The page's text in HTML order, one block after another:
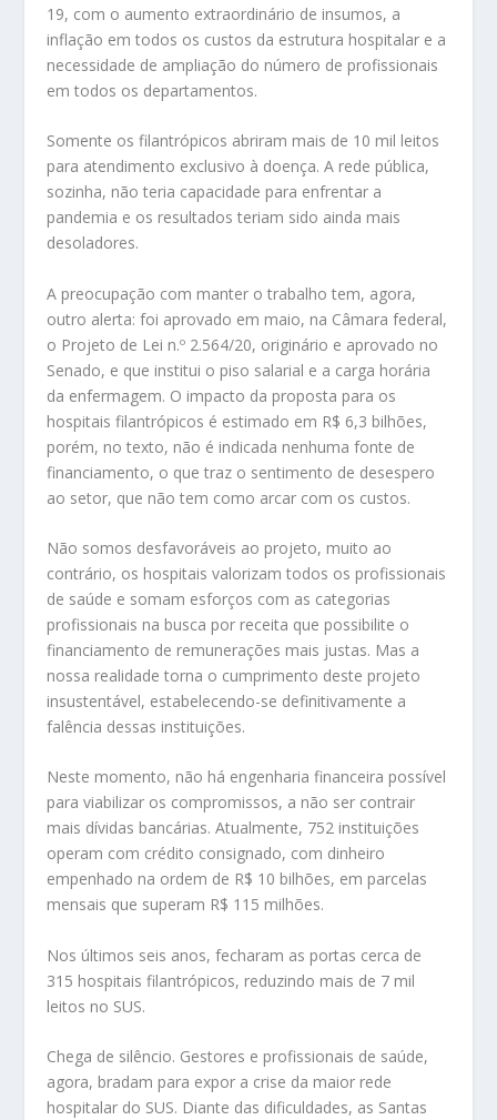
19, com o aumento extraordinário de insumos, a
inflação em todos os custos da estrutura hospitalar e a
necessidade de ampliação do número de profissionais
em todos os departamentos.
Somente os filantrópicos abriram mais de 10 mil leitos
para atendimento exclusivo à doença. A rede pública,
sozinha, não teria capacidade para enfrentar a
pandemia e os resultados teriam sido ainda mais
desoladores.
A preocupação com manter o trabalho tem, agora,
outro alerta: foi aprovado em maio, na Câmara federal,
o Projeto de Lei n.º 2.564/20, originário e aprovado no
Senado, e que institui o piso salarial e a carga horária
da enfermagem. O impacto da proposta para os
hospitais filantrópicos é estimado em R$ 6,3 bilhões,
porém, no texto, não é indicada nenhuma fonte de
financiamento, o que traz o sentimento de desespero
ao setor, que não tem como arcar com os custos.
Não somos desfavoráveis ao projeto, muito ao
contrário, os hospitais valorizam todos os profissionais
de saúde e somam esforços com as categorias
profissionais na busca por receita que possibilite o
financiamento de remunerações mais justas. Mas a
nossa realidade torna o cumprimento deste projeto
insustentável, estabelecendo-se definitivamente a
falência dessas instituições.
Neste momento, não há engenharia financeira possível
para viabilizar os compromissos, a não ser contrair
mais dívidas bancárias. Atualmente, 752 instituições
operam com crédito consignado, com dinheiro
empenhado na ordem de R$ 10 bilhões, em parcelas
mensais que superam R$ 115 milhões.
Nos últimos seis anos, fecharam as portas cerca de
315 hospitais filantrópicos, reduzindo mais de 7 mil
leitos no SUS.
Chega de silêncio. Gestores e profissionais de saúde,
agora, bradam para expor a crise da maior rede
hospitalar do SUS. Diante das dificuldades, as Santas